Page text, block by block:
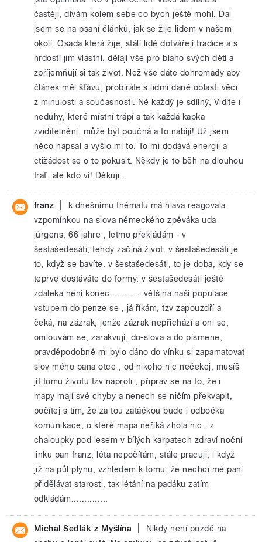
častěji, dívám kolem sebe co bych ještě mohl. Dal
jsem se na psaní článků, jak se žije lidem v našem
okolí. Osada která žije, stálí lidé dotvářejí tradice a s
hrdostí jim vlastní, dělají vše pro blaho svých dětí a
zpříjemňují si tak život. Než vše dáte dohromady aby
článek měl šťávu, probíráte s lidmi dané oblasti věci
z minulosti a současnosti. Né každý je sdílný, Vidíte i
neduhy, které místní trápí a tak každá kapka
zviditelnění, může být poučná a to nabíjí! Už jsem
něco napsal a vyšlo mi to. To mi dodává energii a
ctižádost se o to pokusit. Někdy je to běh na dlouhou
trať, ale kdo ví! Děkuji .
franz
k dnešnímu thématu má hlava reagovala
vzpomínkou na slova německého zpěváka uda
jürgens, 66 jahre , letmo překládám - v
šestašedesáti, tehdy začíná život. v šestašedesáti je
to, když se bavíte. v šestašedesáti, to je doba, kdy se
teprve dostáváte do formy. v šestašedesáti ještě
zdaleka není konec.............většina naší populace
vstupem do penze se , já říkám, tzv zapouzdří a
čeká, na zázrak, jenže zázrak nepřichází a oni se,
omlouvám se, zarakvují, do-slova a do písmene,
pravděpodobně mi bylo dáno do vínku si zapamatovat
slov mého pana otce , od nikoho nic nečekej, musíš
jít tomu životu tzv naproti , připrav se na to, že i
mapy mají své chyby a nenech se ničím překvapit,
počítej s tím, že za tou zatáčkou bude i odbočka
komunikace, o které mapa neříká zhola nic , z
chaloupky pod lesem v bílých karpatech zdraví noční
linku pan franz, léta nepočítám, stále pracuji, i když
již na půl plynu, vzhledem k tomu, že nechci mé paní
přidělávat starosti, tak létání na padáku zatím
odkládám..............
Michal Sedlák z Myšlína
Nikdy není pozdě na